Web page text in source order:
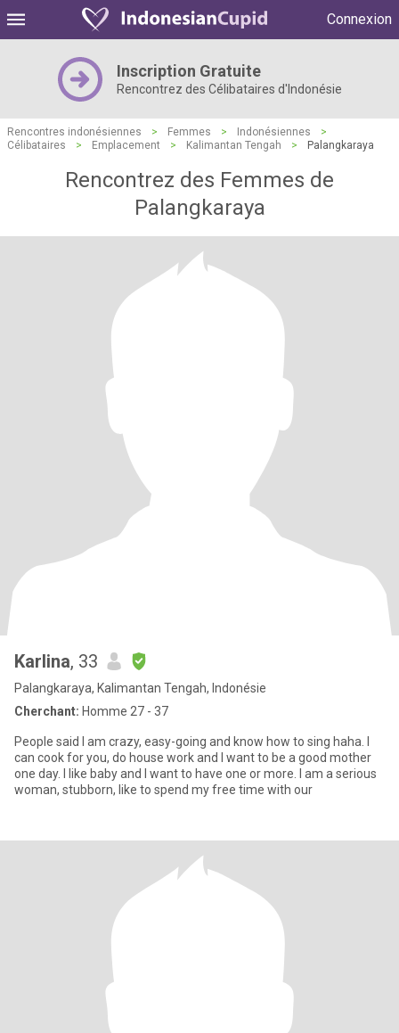
Connexion
Inscription Gratuite
Rencontrez des Célibataires d'Indonésie
Rencontres indonésiennes > Femmes > Indonésiennes
>
Célibataires
> Emplacement > Kalimantan Tengah > Palangkaraya
Rencontrez des Femmes de
Palangkaraya
Karlina, 33
Palangkaraya, Kalimantan Tengah, Indonésie
Cherchant: Homme 27 - 37
People said I am crazy, easy-going and know how to sing haha. I
can cook for you, do house work and I want to be a good mother
one day. I like baby and I want to have one or more. I am a serious
woman, stubborn, like to spend my free time with our